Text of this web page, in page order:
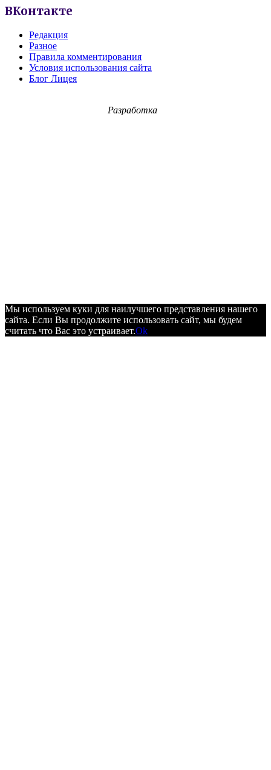
ВКонтакте
Редакция
Разное
Правила комментирования
Условия использования сайта
Блог Лицея
Разработка
Мы используем куки для наилучшего представления нашего
сайта. Если Вы продолжите использовать сайт, мы будем
считать что Вас это устраивает.Ok